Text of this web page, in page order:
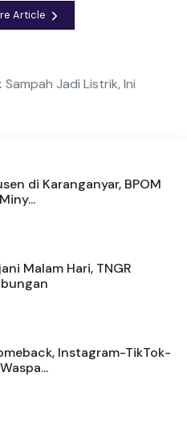
Article
Sampah Jadi Listrik, Ini
di Karanganyar, BPOM
Malam Hari, TNGR
Instagram-TikTok-